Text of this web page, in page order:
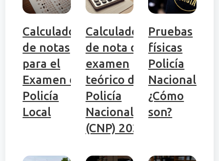
Calculadora
de notas
para el
Examen de
Policía
Local
Calculadora
de nota del
examen
teórico de
Policía
Nacional
(CNP) 2026
Pruebas
físicas
Policía
Nacional:
¿Cómo
son?